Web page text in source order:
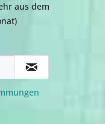
aus dem